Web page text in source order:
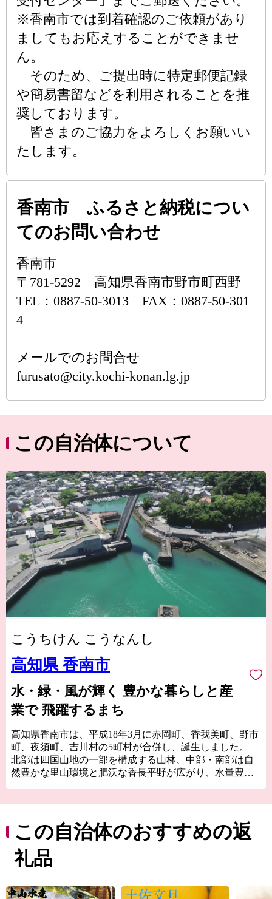
※香南市では到着確認のご依頼があり
ましてもお応えすることができませ
ん。
そのため、ご提出時に特定郵便記録
や簡易書留などを利用されることを推
奨しております。
皆さまのご協力をよろしくお願いい
たします。
香南市 ふるさと納税につい
てのお問い合わせ
香南市
〒781-5292 高知県香南市野市町西野
TEL：0887-50-3013 FAX：0887-50-301
4
メールでのお問合せ
furusato@city.kochi-konan.lg.jp
この自治体について
こうちけん こうなんし
高知県 香南市
水・緑・風が輝く 豊かな暮らしと産
業で 飛躍するまち
高知県香南市は、平成18年3月に赤岡町、香我美町、野市
町、夜須町、吉川村の5町村が合併し、誕生しました。
北部は四国山地の一部を構成する山林、中部・南部は自
然豊かな里山環境と肥沃な香長平野が広がり、水量豊か
ち“香南市”」をキャッチフレーズに、市民一人ひとりが
幸せを実感できる元気なまちづくりを目指しています。
この自治体のおすすめの返
礼品